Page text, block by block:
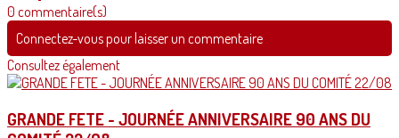
0 commentaire(s)
Connectez-vous pour laisser un commentaire
Consultez également
GRANDE FETE - JOURNÉE ANNIVERSAIRE 90 ANS DU